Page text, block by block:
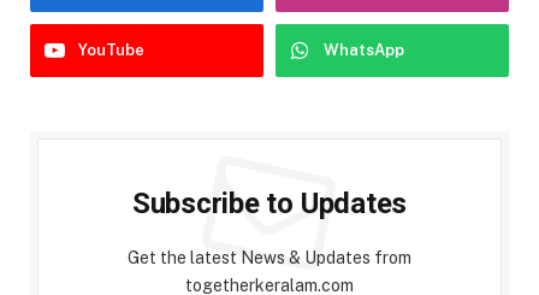
YouTube WhatsApp
Subscribe to Updates
Get the latest News & Updates from
togetherkeralam.com